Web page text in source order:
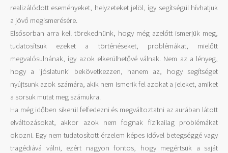
realizálódott eseményeket, helyzeteket jelöl, így segítségül hívhatjuk
a jövő megismerésére.
Elsősorban arra kell törekednünk, hogy még azelőtt ismerjük meg,
tudatosítsuk ezeket a történéseket, problémákat, mielőtt
megvalósulnának, így azok elkerülhetővé válnak. Nem az a lényeg,
hogy a 'jóslatunk' bekövetkezzen, hanem az, hogy segítséget
nyújtsunk azok számára, akik nem ismerik fel azokat a jeleket, amiket
a sorsuk mutat meg számukra.
Ha még időben sikerül felfedezni és megváltoztatni az aurában látott
elváltozásokat, akkor azok nem fognak fizikailag problémákat
okozni. Egy nem tudatosított érzelem képes idővel betegséggé vagy
tragédiává válni, ezért nagyon fontos, hogy megértsük a saját